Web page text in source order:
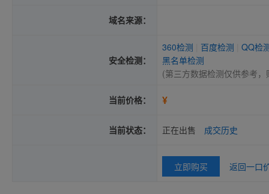
域名来源：
安全检测：
360检测 百度检测
QQ检
黑名单检测
(第三方数据检测仅供参考
当前价格： ¥
当前状态： 正在出售 成交历史
立即购买 返回一口